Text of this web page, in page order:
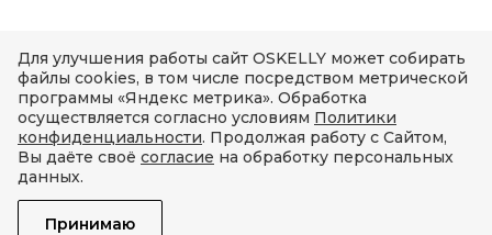
Для улучшения работы сайт OSKELLY может собирать
файлы cookies, в том числе посредством метрической
программы «Яндекс метрика». Обработка
осуществляется согласно условиям Политики
конфиденциальности. Продолжая работу с Сайтом,
Вы даёте своё согласие на обработку персональных
данных.
Принимаю